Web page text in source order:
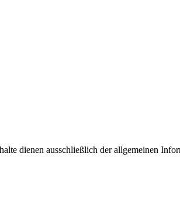
dienen ausschließlich der allgemeinen